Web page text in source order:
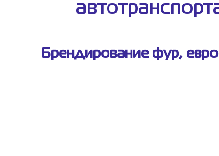
Брендирование фур,